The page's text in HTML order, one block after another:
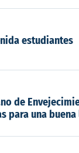
estudiantes
de
para una